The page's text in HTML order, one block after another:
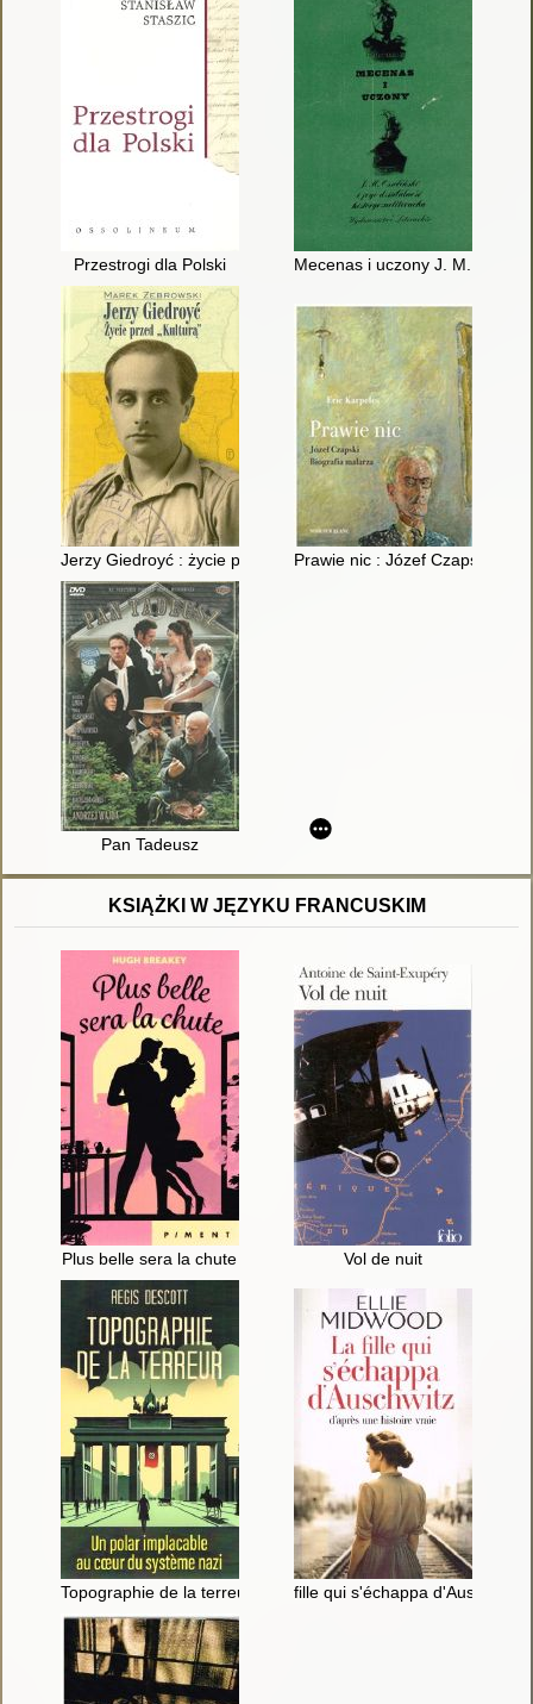
Przestrogi dla Polski Mecenas i uczony J. M.
Jerzy Giedroyć : życie przed "Kulturą"Prawie nic : Józef Czapski :
Pan Tadeusz
KSIĄŻKI W JĘZYKU FRANCUSKIM
Plus belle sera la chute Vol de nuit
Topographie de la terreur fille qui s'échappa d'Auschwitz